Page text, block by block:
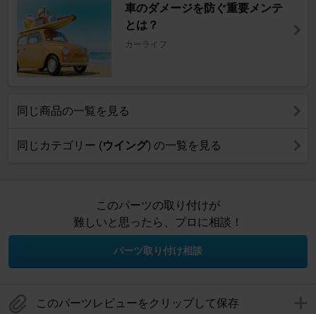
車のダメージを防ぐ重要メンテ
とは？
カーライフ
同じ商品の一覧を見る
同じカテゴリー (ウイング) の一覧を見る
このパーツの取り付けが
難しいと思ったら、プロに相談！
パーツ取り付け相談
このパーツレビューをクリップして保存